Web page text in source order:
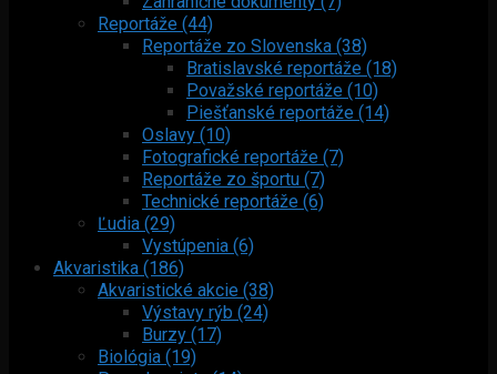
Reportáže (44)
Reportáže zo Slovenska (38)
Bratislavské reportáže (18)
Považské reportáže (10)
Piešťanské reportáže (14)
Oslavy (10)
Fotografické reportáže (7)
Reportáže zo športu (7)
Technické reportáže (6)
Ľudia (29)
Vystúpenia (6)
Akvaristika (186)
Akvaristické akcie (38)
Výstavy rýb (24)
Burzy (17)
Biológia (19)